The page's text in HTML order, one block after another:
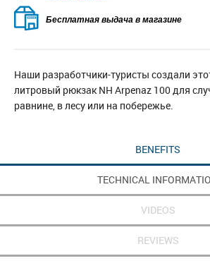
Бесплатная выдача в магазине
Наши разработчики-туристы создали
литровый рюкзак NH Arpenaz 100 для
равнине, в лесу или на побережье.
BENEFITS
TECHNICAL
VIDEOS
REVIEWS